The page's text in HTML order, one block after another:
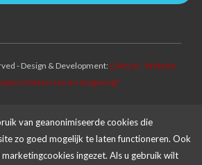
- Design & Development: LSArt.nl - Website
in Maarssen en omgeving?
van geanonimiseerde cookies die
zo goed mogelijk te laten functioneren. Ook
ingezet. Als u gebruik wilt